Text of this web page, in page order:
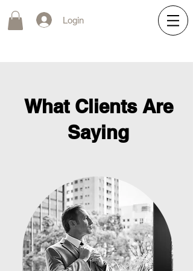
Login
What Clients Are
Saying